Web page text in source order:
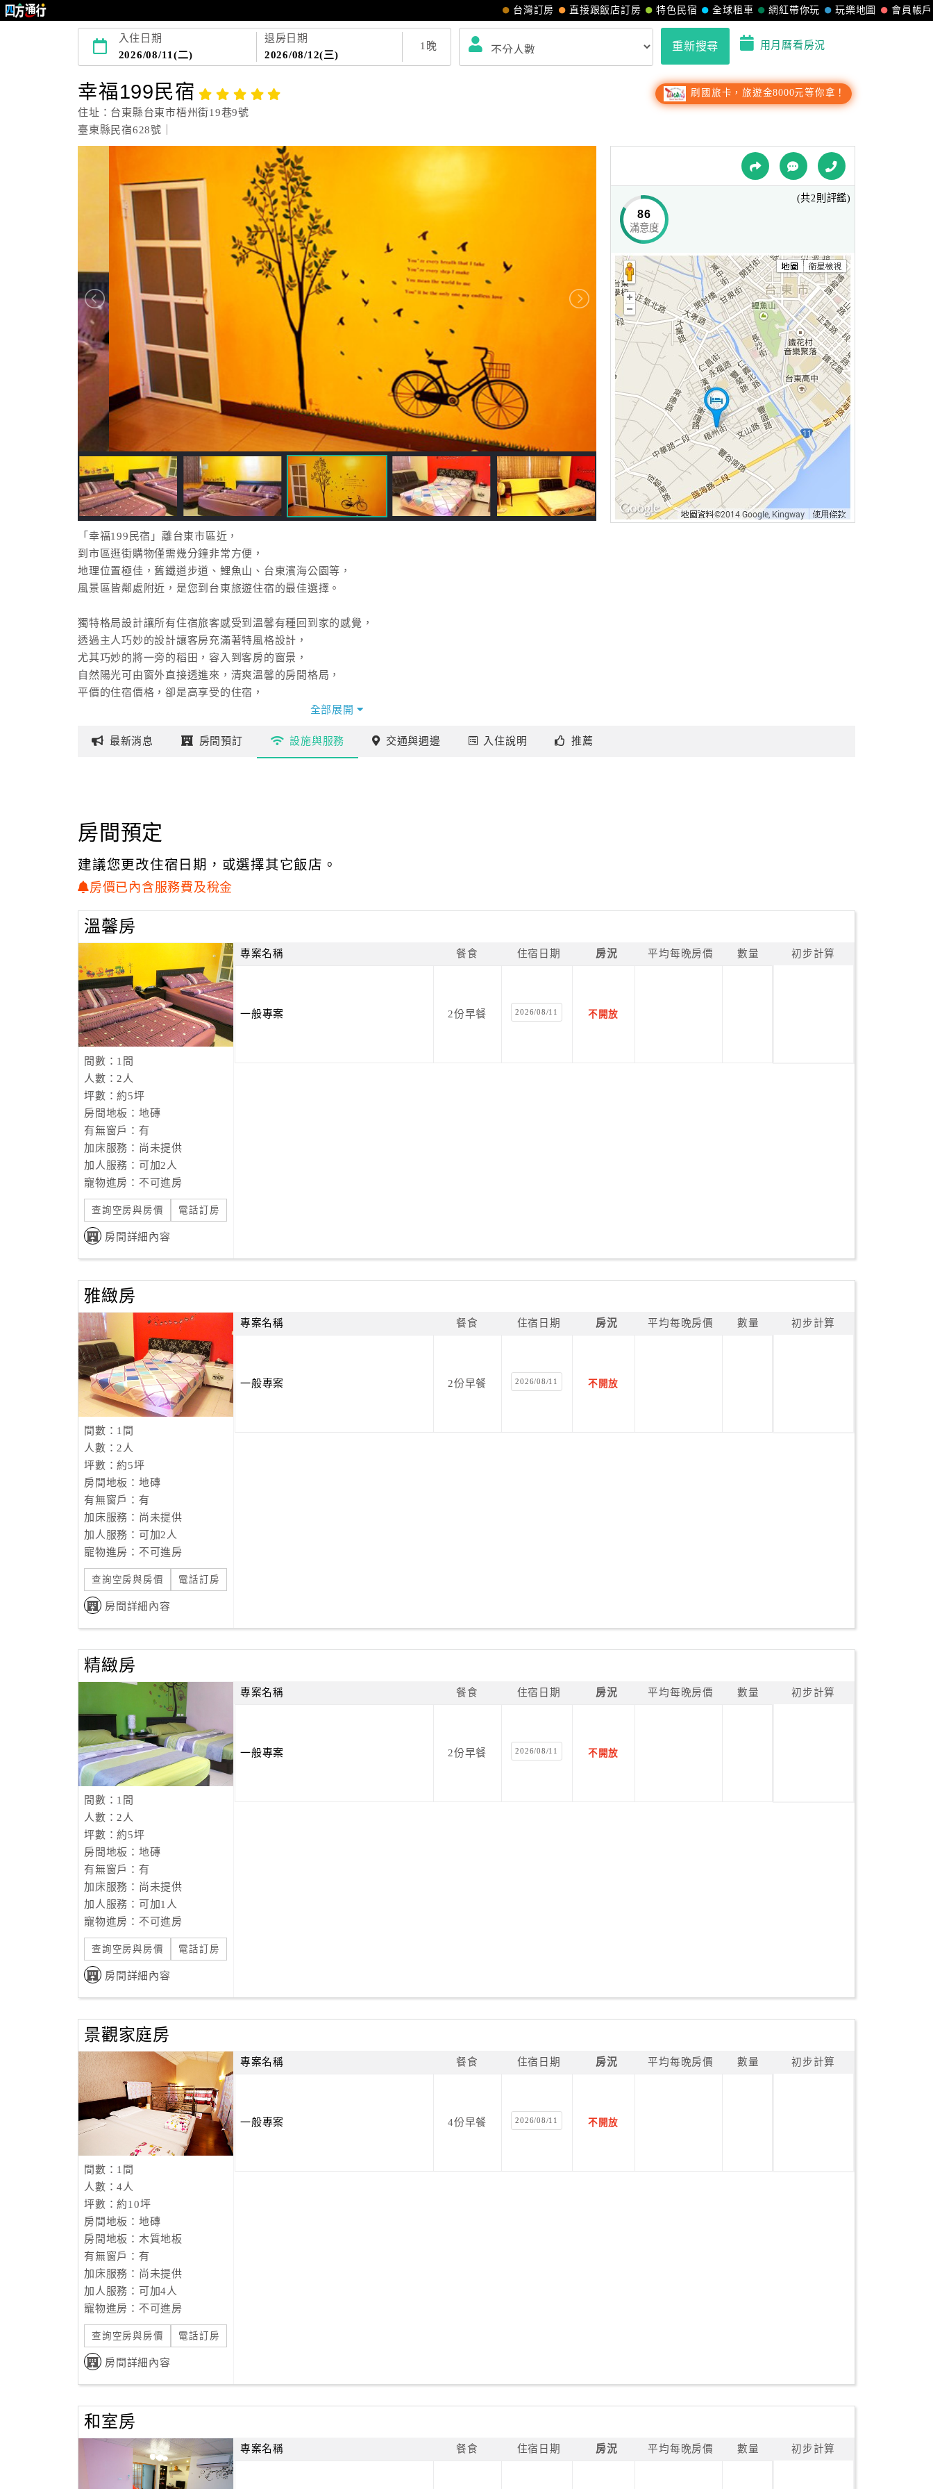
會員帳戶
玩樂地圖
網紅帶你玩
全球租車
特色民宿
直接跟飯店訂房
台灣訂房
入住日期
2026/08/11(二)
退房日期
2026/08/12(三)
1 晚 重新搜尋 用月曆看房況
幸福199民宿
住址：台東縣台東市梧州街19巷9號
臺東縣民宿628號｜
刷國旅卡，旅遊金8000元等你拿！
「幸福199民宿」離台東市區近，
到市區逛街購物僅需幾分鐘非常方便，
地理位置極佳，舊鐵道步道、鯉魚山、台東濱海公園等，
風景區皆鄰處附近，是您到台東旅遊住宿的最佳選擇。
獨特格局設計讓所有住宿旅客感受到溫馨有種回到家的感覺，
透過主人巧妙的設計讓客房充滿著特風格設計，
尤其巧妙的將一旁的稻田，容入到客房的窗景，
自然陽光可由窗外直接透進來，清爽溫馨的房間格局，
平價的住宿價格，卻是高享受的住宿，
是您旅遊住宿好地方，無論是家人朋友結伴旅行，都是您最佳的選擇。
全部展開
86
滿意度
(共2則評鑑)
最新消息 房間預訂 設施與服務 交通與週邊 入住說明 推薦
房間預定
建議您更改住宿日期，或選擇其它飯店。
房價已內含服務費及稅金
溫馨房
間數：1間
人數：2人
坪數：約5坪
房間地板：地磚
有無窗戶：有
加床服務：尚未提供
加人服務：可加2人
寵物進房：不可進房
查詢空房與房價 電話訂房
房間詳細內容
專案名稱 餐食 住宿日期 房況 平均每晚房價 數量 初步計算
一般專案 2份早餐 2026/08/11 不開放
雅緻房
間數：1間
人數：2人
坪數：約5坪
房間地板：地磚
有無窗戶：有
加床服務：尚未提供
加人服務：可加2人
寵物進房：不可進房
查詢空房與房價 電話訂房
房間詳細內容
專案名稱 餐食 住宿日期 房況 平均每晚房價 數量 初步計算
一般專案 2份早餐 2026/08/11 不開放
精緻房
間數：1間
人數：2人
坪數：約5坪
房間地板：地磚
有無窗戶：有
加床服務：尚未提供
加人服務：可加1人
寵物進房：不可進房
查詢空房與房價 電話訂房
房間詳細內容
專案名稱 餐食 住宿日期 房況 平均每晚房價 數量 初步計算
一般專案 2份早餐 2026/08/11 不開放
景觀家庭房
間數：1間
人數：4人
坪數：約10坪
房間地板：地磚
房間地板：木質地板
有無窗戶：有
加床服務：尚未提供
加人服務：可加4人
寵物進房：不可進房
查詢空房與房價 電話訂房
房間詳細內容
專案名稱 餐食 住宿日期 房況 平均每晚房價 數量 初步計算
一般專案 4份早餐 2026/08/11 不開放
和室房
專案名稱 餐食 住宿日期 房況 平均每晚房價 數量 初步計算